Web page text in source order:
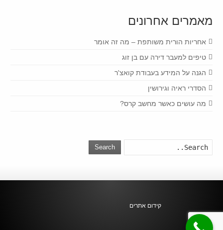
מאמרים אחרונים
אחריות הורית משותפת – מה זה אומר
טיפים למעבר דירה עם בן זוג
הגנה על המידע בעבודת קואצ'ר
הסדרי ראיה וגירושין
מה עושים כאשר מחשב קרס?
Search
קידום אתרים